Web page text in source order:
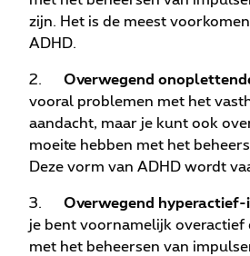
zijn. Het is de meest
ADHD.
2. Overwegend
vooral problemen met het
aandacht, maar je kunt ook
moeite hebben met het
Deze vorm van ADHD wordt
3. Overwegend hyperactief-
je bent voornamelijk overactief
met het beheersen van